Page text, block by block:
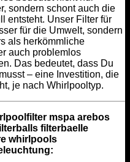
sondern schont auch die
entsteht. Unser Filter für
für die Umwelt, sondern
als herkömmliche
auch problemlos
Das bedeutet, dass Du
– eine Investition, die
je nach Whirlpooltyp.